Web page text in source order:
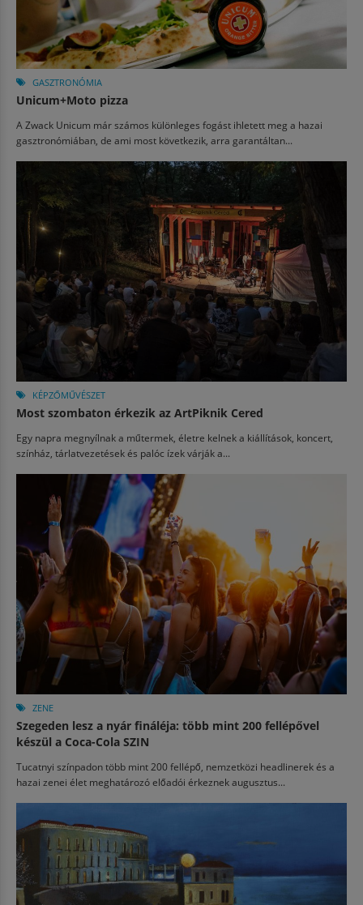
GASZTRONÓMIA
Unicum+Moto pizza
A Zwack Unicum már számos különleges fogást ihletett meg a hazai
gasztronómiában, de ami most következik, arra garantáltan...
KÉPZŐMŰVÉSZET
Most szombaton érkezik az ArtPiknik Cered
Egy napra megnyílnak a műtermek, életre kelnek a kiállítások, koncert,
színház, tárlatvezetések és palóc ízek várják a...
ZENE
Szegeden lesz a nyár fináléja: több mint 200 fellépővel
készül a Coca-Cola SZIN
Tucatnyi színpadon több mint 200 fellépő, nemzetközi headlinerek és a
hazai zenei élet meghatározó előadói érkeznek augusztus...